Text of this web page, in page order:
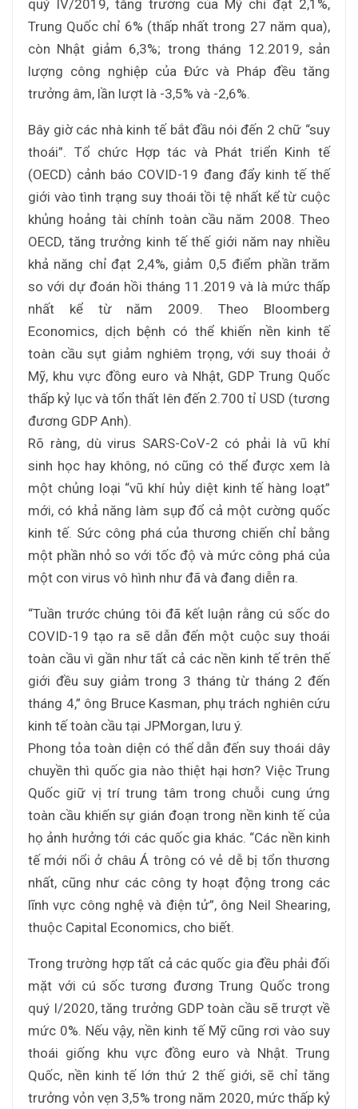
quý IV/2019, tăng trưởng của Mỹ chỉ đạt 2,1%,
Trung Quốc chỉ 6% (thấp nhất trong 27 năm qua),
còn Nhật giảm 6,3%; trong tháng 12.2019, sản
lượng công nghiệp của Đức và Pháp đều tăng
trưởng âm, lần lượt là -3,5% và -2,6%.
Bây giờ các nhà kinh tế bắt đầu nói đến 2 chữ “suy
thoái”. Tổ chức Hợp tác và Phát triển Kinh tế
(OECD) cảnh báo COVID-19 đang đẩy kinh tế thế
giới vào tình trạng suy thoái tồi tệ nhất kể từ cuộc
khủng hoảng tài chính toàn cầu năm 2008. Theo
OECD, tăng trưởng kinh tế thế giới năm nay nhiều
khả năng chỉ đạt 2,4%, giảm 0,5 điểm phần trăm
so với dự đoán hồi tháng 11.2019 và là mức thấp
nhất kể từ năm 2009. Theo Bloomberg
Economics, dịch bệnh có thể khiến nền kinh tế
toàn cầu sụt giảm nghiêm trọng, với suy thoái ở
Mỹ, khu vực đồng euro và Nhật, GDP Trung Quốc
thấp kỷ lục và tổn thất lên đến 2.700 tỉ USD (tương
đương GDP Anh).
Rõ ràng, dù virus SARS-CoV-2 có phải là vũ khí
sinh học hay không, nó cũng có thể được xem là
một chủng loại “vũ khí hủy diệt kinh tế hàng loạt”
mới, có khả năng làm sụp đổ cả một cường quốc
kinh tế. Sức công phá của thương chiến chỉ bằng
một phần nhỏ so với tốc độ và mức công phá của
một con virus vô hình như đã và đang diễn ra.
“Tuần trước chúng tôi đã kết luận rằng cú sốc do
COVID-19 tạo ra sẽ dẫn đến một cuộc suy thoái
toàn cầu vì gần như tất cả các nền kinh tế trên thế
giới đều suy giảm trong 3 tháng từ tháng 2 đến
tháng 4,” ông Bruce Kasman, phụ trách nghiên cứu
kinh tế toàn cầu tại JPMorgan, lưu ý.
Phong tỏa toàn diện có thể dẫn đến suy thoái dây
chuyền thì quốc gia nào thiệt hại hơn? Việc Trung
Quốc giữ vị trí trung tâm trong chuỗi cung ứng
toàn cầu khiến sự gián đoạn trong nền kinh tế của
họ ảnh hưởng tới các quốc gia khác. “Các nền kinh
tế mới nổi ở châu Á trông có vẻ dễ bị tổn thương
nhất, cũng như các công ty hoạt động trong các
lĩnh vực công nghệ và điện tử”, ông Neil Shearing,
thuộc Capital Economics, cho biết.
Trong trường hợp tất cả các quốc gia đều phải đối
mặt với cú sốc tương đương Trung Quốc trong
quý I/2020, tăng trưởng GDP toàn cầu sẽ trượt về
mức 0%. Nếu vậy, nền kinh tế Mỹ cũng rơi vào suy
thoái giống khu vực đồng euro và Nhật. Trung
Quốc, nền kinh tế lớn thứ 2 thế giới, sẽ chỉ tăng
trưởng vỏn vẹn 3,5% trong năm 2020, mức thấp kỷ